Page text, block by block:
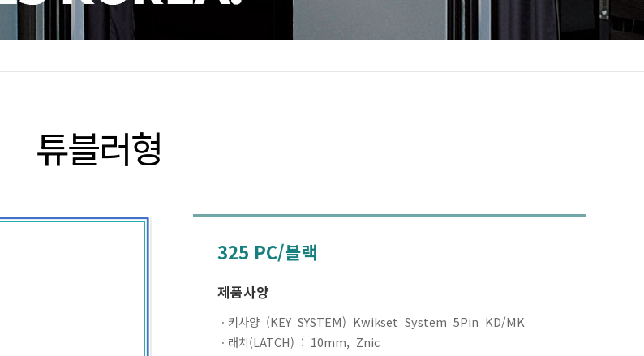
튜블러형
325 PC/블랙
제품사양
ㆍ키사양 (KEY SYSTEM) Kwikset System 5Pin KD/MK
ㆍ래치(LATCH) : 10mm, Znic